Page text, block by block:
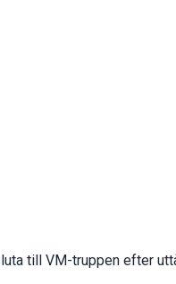
till VM-truppen efter